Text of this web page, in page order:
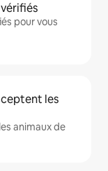
pour vous
les
animaux de